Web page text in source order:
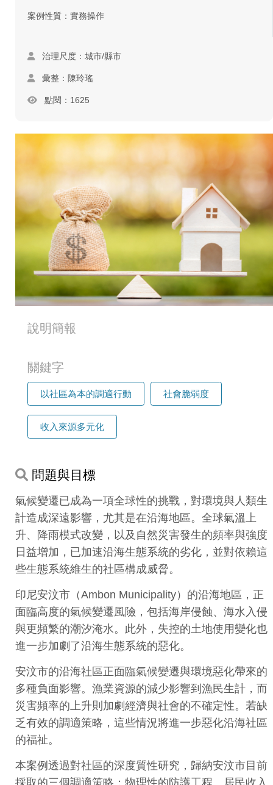
案例性質：實務操作
治理尺度：城市/縣市
彙整：陳玲瑤
點閱：1625
說明簡報
關鍵字
以社區為本的調適行動 社會脆弱度
收入來源多元化
問題與目標
氣候變遷已成為一項全球性的挑戰，對環境與人類生
計造成深遠影響，尤其是在沿海地區。全球氣溫上
升、降雨模式改變，以及自然災害發生的頻率與強度
日益增加，已加速沿海生態系統的劣化，並對依賴這
些生態系統維生的社區構成威脅。
印尼安汶市（Ambon Municipality）的沿海地區，正
面臨高度的氣候變遷風險，包括海岸侵蝕、海水入侵
與更頻繁的潮汐淹水。此外，失控的土地使用變化也
進一步加劇了沿海生態系統的惡化。
安汶市的沿海社區正面臨氣候變遷與環境惡化帶來的
多種負面影響。漁業資源的減少影響到漁民生計，而
災害頻率的上升則加劇經濟與社會的不確定性。若缺
乏有效的調適策略，這些情況將進一步惡化沿海社區
的福祉。
本案例透過對社區的深度質性研究，歸納安汶市目前
採取的三個調適策略：物理性的防護工程、居民收入